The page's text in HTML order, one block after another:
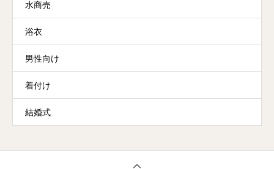
水商売
浴衣
男性向け
着付け
結婚式